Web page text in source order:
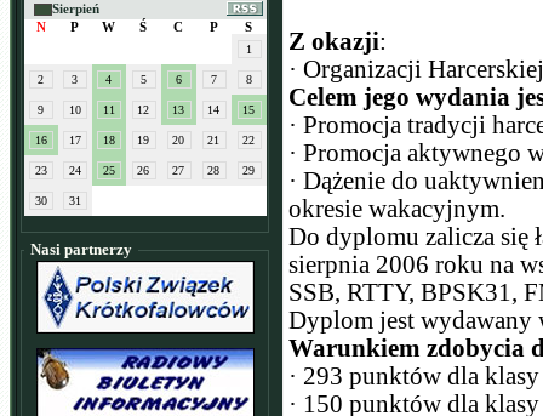
Sierpień
N
P W Ś C P S
1
2 3 4 5 6 7 8
9 10 11 12 13 14 15
16 17 18 19 20 21 22
23 24 25 26 27 28 29
30 31
Nasi partnerzy
Z okazji:
· Organizacji
Celem jego wydania
· Promocja tradycji
· Promocja aktywnego
· Dążenie do
okresie wakacyjnym.
Do dyplomu zalicza się
sierpnia 2006 roku na
SSB, RTTY, BPSK31,
Dyplom jest wydawany
Warunkiem zdobycia
· 293 punktów dla
· 150 punktów dla